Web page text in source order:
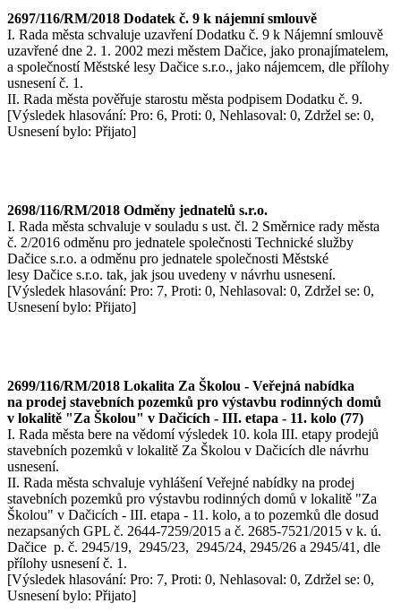
2697/116/RM/2018 Dodatek č. 9 k nájemní smlouvě
I. Rada města schvaluje uzavření Dodatku č. 9 k Nájemní smlouvě
uzavřené dne 2. 1. 2002 mezi městem Dačice, jako pronajímatelem,
a společností Městské lesy Dačice s.r.o., jako nájemcem, dle přílohy
usnesení č. 1.
II. Rada města pověřuje starostu města podpisem Dodatku č. 9.
[Výsledek hlasování: Pro: 6, Proti: 0, Nehlasoval: 0, Zdržel se: 0,
Usnesení bylo: Přijato]
2698/116/RM/2018 Odměny jednatelů s.r.o.
I. Rada města schvaluje v souladu s ust. čl. 2 Směrnice rady města
č. 2/2016 odměnu pro jednatele společnosti Technické služby
Dačice s.r.o. a odměnu pro jednatele společnosti Městské
lesy Dačice s.r.o. tak, jak jsou uvedeny v návrhu usnesení.
[Výsledek hlasování: Pro: 7, Proti: 0, Nehlasoval: 0, Zdržel se: 0,
Usnesení bylo: Přijato]
2699/116/RM/2018 Lokalita Za Školou - Veřejná nabídka
na prodej stavebních pozemků pro výstavbu rodinných domů
v lokalitě "Za Školou" v Dačicích - III. etapa - 11. kolo (77)
I. Rada města bere na vědomí výsledek 10. kola III. etapy prodejů
stavebních pozemků v lokalitě Za Školou v Dačicích dle návrhu
usnesení.
II. Rada města schvaluje vyhlášení Veřejné nabídky na prodej
stavebních pozemků pro výstavbu rodinných domů v lokalitě "Za
Školou" v Dačicích - III. etapa - 11. kolo, a to pozemků dle dosud
nezapsaných GPL č. 2644-7259/2015 a č. 2685-7521/2015 v k. ú.
Dačice p. č. 2945/19, 2945/23, 2945/24, 2945/26 a 2945/41, dle
přílohy usnesení č. 1.
[Výsledek hlasování: Pro: 7, Proti: 0, Nehlasoval: 0, Zdržel se: 0,
Usnesení bylo: Přijato]